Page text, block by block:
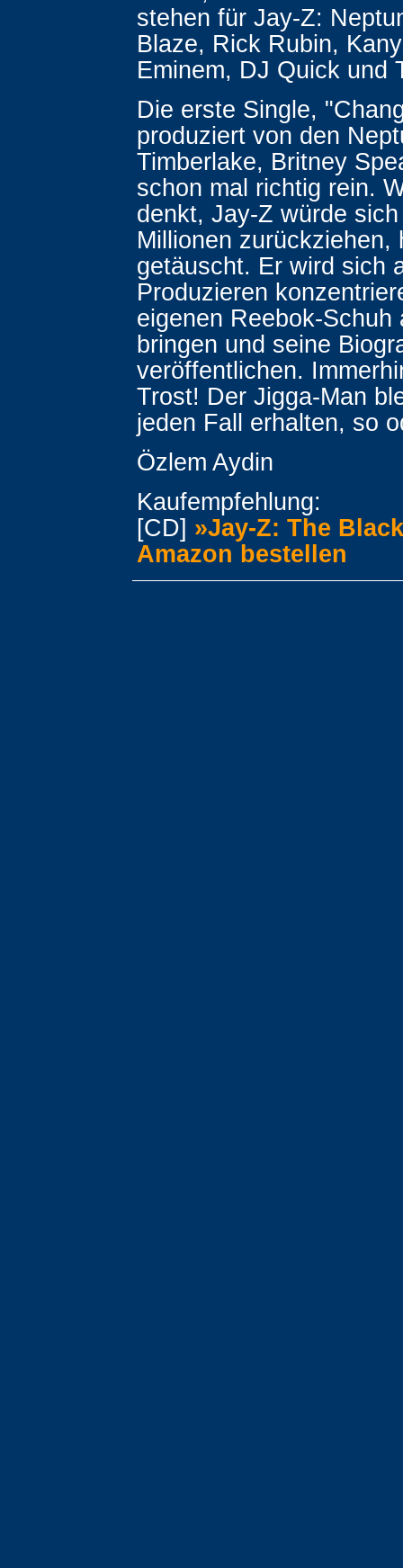
stehen für Jay-Z:
Blaze, Rick Rubin,
Eminem, DJ Quick und
Die erste Single,
produziert von den
Timberlake, Britney
schon mal richtig rein.
denkt, Jay-Z würde
Millionen zurückziehen,
getäuscht. Er wird sich
Produzieren
eigenen Reebok-Schuh
bringen und seine
veröffentlichen.
Trost! Der Jigga-Man
jeden Fall erhalten, so
Özlem Aydin
Kaufempfehlung:
[CD] »Jay-Z: The
Amazon bestellen